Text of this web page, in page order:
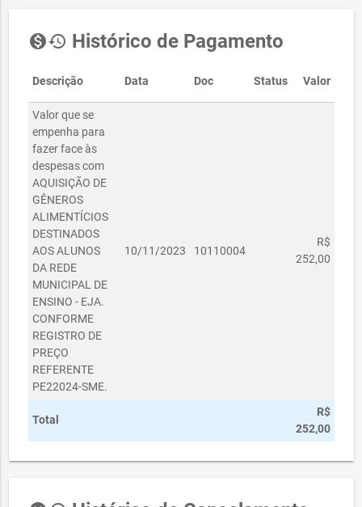
monetization_onhistory Histórico de Pagamento
Descrição Data Doc Status Valor
Valor que se
empenha para
fazer face às
despesas com
AQUISIÇÃO DE
GÊNEROS
ALIMENTÍCIOS
DESTINADOS
AOS ALUNOS
DA REDE
MUNICIPAL DE
ENSINO - EJA.
CONFORME
REGISTRO DE
PREÇO
REFERENTE
PE22024-SME.
10/11/2023 10110004
R$
252,00
Total
R$
252,00